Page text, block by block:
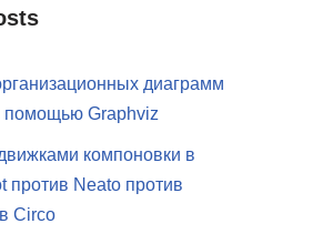
диаграмм
помощью Graphviz
компоновки в
против Neato против
Circo